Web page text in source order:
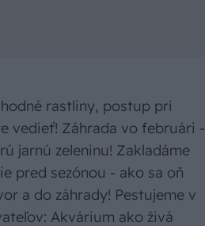
rastliny, postup pri
vedieť! Záhrada vo februári -
jarnú zeleninu! Zakladáme
pred sezónou - ako sa oň
a do záhrady! Pestujeme v
Akvárium ako živá